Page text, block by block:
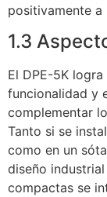
positivamente a
1.3
El DPE-5K
funcionalidad y
complementar
Tanto si se
como en un
diseño
compactas se